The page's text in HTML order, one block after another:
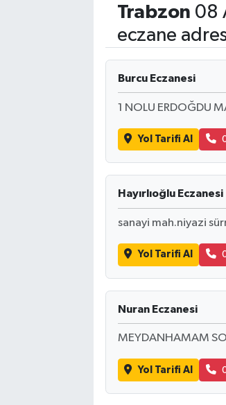
Trabzon 08
eczane
Burcu Eczanesi
1 NOLU ERDOĞDU
Yol Tarifi Al
Hayırlıoğlu Eczanesi
sanayi mah.niyazi
Yol Tarifi Al
Nuran Eczanesi
MEYDANHAMAM
Yol Tarifi Al